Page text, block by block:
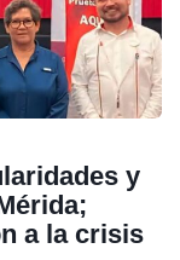
y
a la crisis